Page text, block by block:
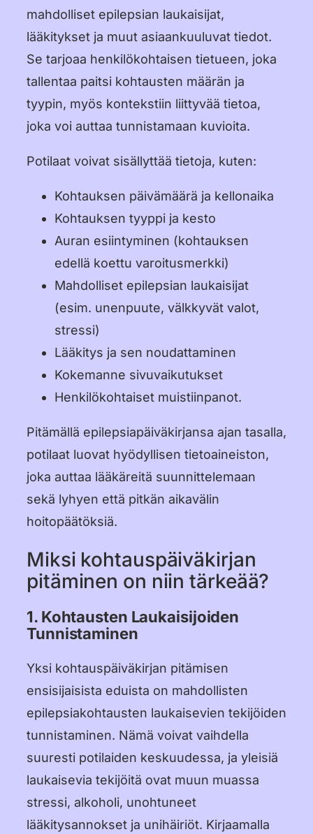
mahdolliset epilepsian laukaisijat,
lääkitykset ja muut asiaankuuluvat tiedot.
Se tarjoaa henkilökohtaisen tietueen, joka
tallentaa paitsi kohtausten määrän ja
tyypin, myös kontekstiin liittyvää tietoa,
joka voi auttaa tunnistamaan kuvioita.
Potilaat voivat sisällyttää tietoja, kuten:
Kohtauksen päivämäärä ja kellonaika
Kohtauksen tyyppi ja kesto
Auran esiintyminen (kohtauksen
edellä koettu varoitusmerkki)
Mahdolliset epilepsian laukaisijat
(esim. unenpuute, välkkyvät valot,
stressi)
Lääkitys ja sen noudattaminen
Kokemanne sivuvaikutukset
Henkilökohtaiset muistiinpanot.
Pitämällä epilepsiapäiväkirjansa ajan tasalla,
potilaat luovat hyödyllisen tietoaineiston,
joka auttaa lääkäreitä suunnittelemaan
sekä lyhyen että pitkän aikavälin
hoitopäätöksiä.
Miksi kohtauspäiväkirjan
pitäminen on niin tärkeää?
1. Kohtausten Laukaisijoiden
Tunnistaminen
Yksi kohtauspäiväkirjan pitämisen
ensisijaisista eduista on mahdollisten
epilepsiakohtausten laukaisevien tekijöiden
tunnistaminen. Nämä voivat vaihdella
suuresti potilaiden keskuudessa, ja yleisiä
laukaisevia tekijöitä ovat muun muassa
stressi, alkoholi, unohtuneet
lääkitysannokset ja unihäiriöt. Kirjaamalla